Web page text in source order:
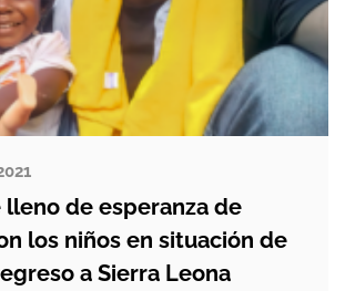
lleno de esperanza de
los niños en situación de
a Sierra Leona